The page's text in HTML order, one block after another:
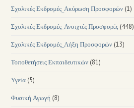
Σχολικές Εκδρομές_Ακύρωση Προσφορών (1)
Σχολικές Εκδρομές_Ανοιχτές Προσφορές (448)
Σχολικές Εκδρομές_Λήξη Προσφορών (13)
Τοποθετήσεις Εκπαιδευτικών (81)
Υγεία (5)
Φυσική Αγωγή (8)